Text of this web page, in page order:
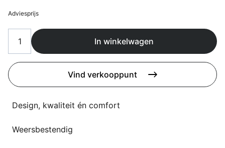
Deals
Flagship stores
Contact
Support
Nieuws
Events
Adviesprijs
In winkelwagen
Vind verkooppunt
Design, kwaliteit én comfort
Weersbestendig